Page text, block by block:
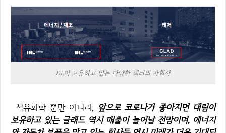
DL이 보유하고 있는 다양한 섹터의 자회사
석유화학 뿐만 아니라, 앞으로 코로나가 좋아지면 대림이
보유하고 있는 글래드 역시 매출이 늘어날 전망이며, 에너지